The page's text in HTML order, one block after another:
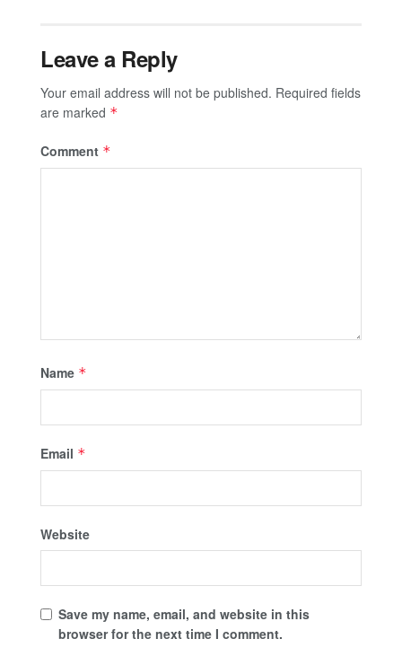
Leave a Reply
Your email address will not be published. Required fields
are marked *
Comment *
Name *
Email *
Website
Save my name, email, and website in this
browser for the next time I comment.